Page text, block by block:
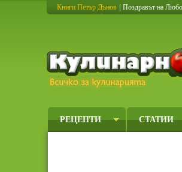
Книги Петър Дънов Поздравът на
РЕЦЕПТИ СТАТИИ